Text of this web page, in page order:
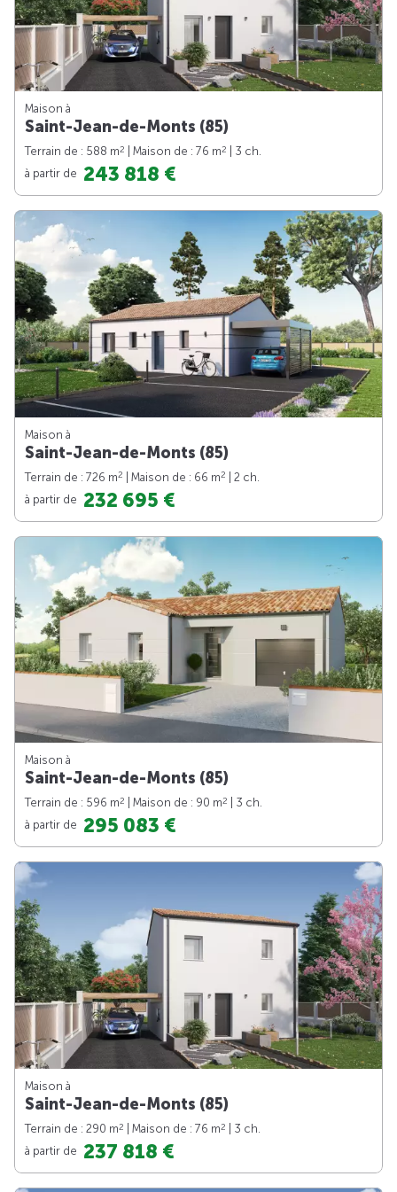
Maison à
Saint-Jean-de-Monts (85)
Terrain de : 588 m2 | Maison de : 76 m2
| 3 ch.
à partir de 243 818 €
Maison à
Saint-Jean-de-Monts (85)
Terrain de : 726 m2 | Maison de : 66 m2
| 2 ch.
à partir de 232 695 €
Maison à
Saint-Jean-de-Monts (85)
Terrain de : 596 m2 | Maison de : 90 m2
| 3 ch.
à partir de 295 083 €
Maison à
Saint-Jean-de-Monts (85)
Terrain de : 290 m2 | Maison de : 76 m2
| 3 ch.
à partir de 237 818 €